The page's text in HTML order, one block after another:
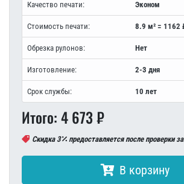
Качество печати: Эконом
Стоимость печати: 8.9 м² = 1162
Обрезка рулонов: Нет
Изготовление: 2-3 дня
Срок службы: 10 лет
Итого:4 673₽
Скидка 3 предоставляется после проверки
В корзину